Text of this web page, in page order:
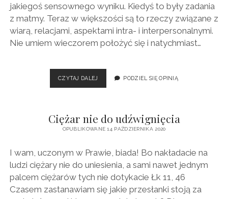
jakiegoś sensownego wyniku. Kiedyś to były zadania
z matmy. Teraz w większości są to rzeczy związane z
wiarą, relacjami, aspektami intra- i interpersonalnymi.
Nie umiem wieczorem położyć się i natychmiast…
CZYTAJ DALEJ
DZIECKIEM
NIEFORMALNY
PODZIEL SIĘ OPINIĄ
Ciężar nie do udźwignięcia
OPUBLIKOWANE 14 PAŹDZIERNIKA 2020
I wam, uczonym w Prawie, biada! Bo nakładacie na
ludzi ciężary nie do uniesienia, a sami nawet jednym
palcem ciężarów tych nie dotykacie Łk 11, 46
Czasem zastanawiam się jakie przesłanki stoją za